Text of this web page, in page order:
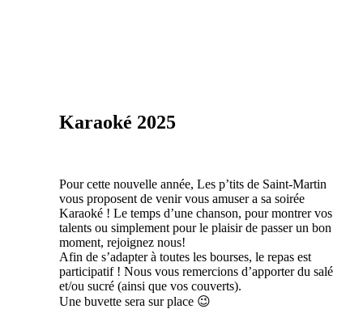
Karaoké 2025
Pour cette nouvelle année, Les p’tits de Saint-Martin
vous proposent de venir vous amuser a sa soirée
Karaoké ! Le temps d’une chanson, pour montrer vos
talents ou simplement pour le plaisir de passer un bon
moment, rejoignez nous!
Afin de s’adapter à toutes les bourses, le repas est
participatif ! Nous vous remercions d’apporter du salé
et/ou sucré (ainsi que vos couverts).
Une buvette sera sur place 😉